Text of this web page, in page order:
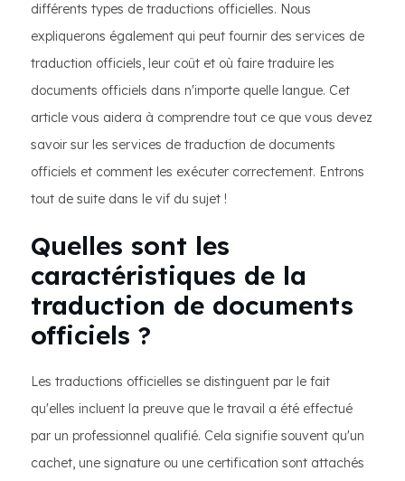
différents types de traductions officielles. Nous
expliquerons également qui peut fournir des services de
traduction officiels, leur coût et où faire traduire les
documents officiels dans n'importe quelle langue. Cet
article vous aidera à comprendre tout ce que vous devez
savoir sur les services de traduction de documents
officiels et comment les exécuter correctement. Entrons
tout de suite dans le vif du sujet !
Quelles sont les
caractéristiques de la
traduction de documents
officiels ?
Les traductions officielles se distinguent par le fait
qu'elles incluent la preuve que le travail a été effectué
par un professionnel qualifié. Cela signifie souvent qu'un
cachet, une signature ou une certification sont attachés